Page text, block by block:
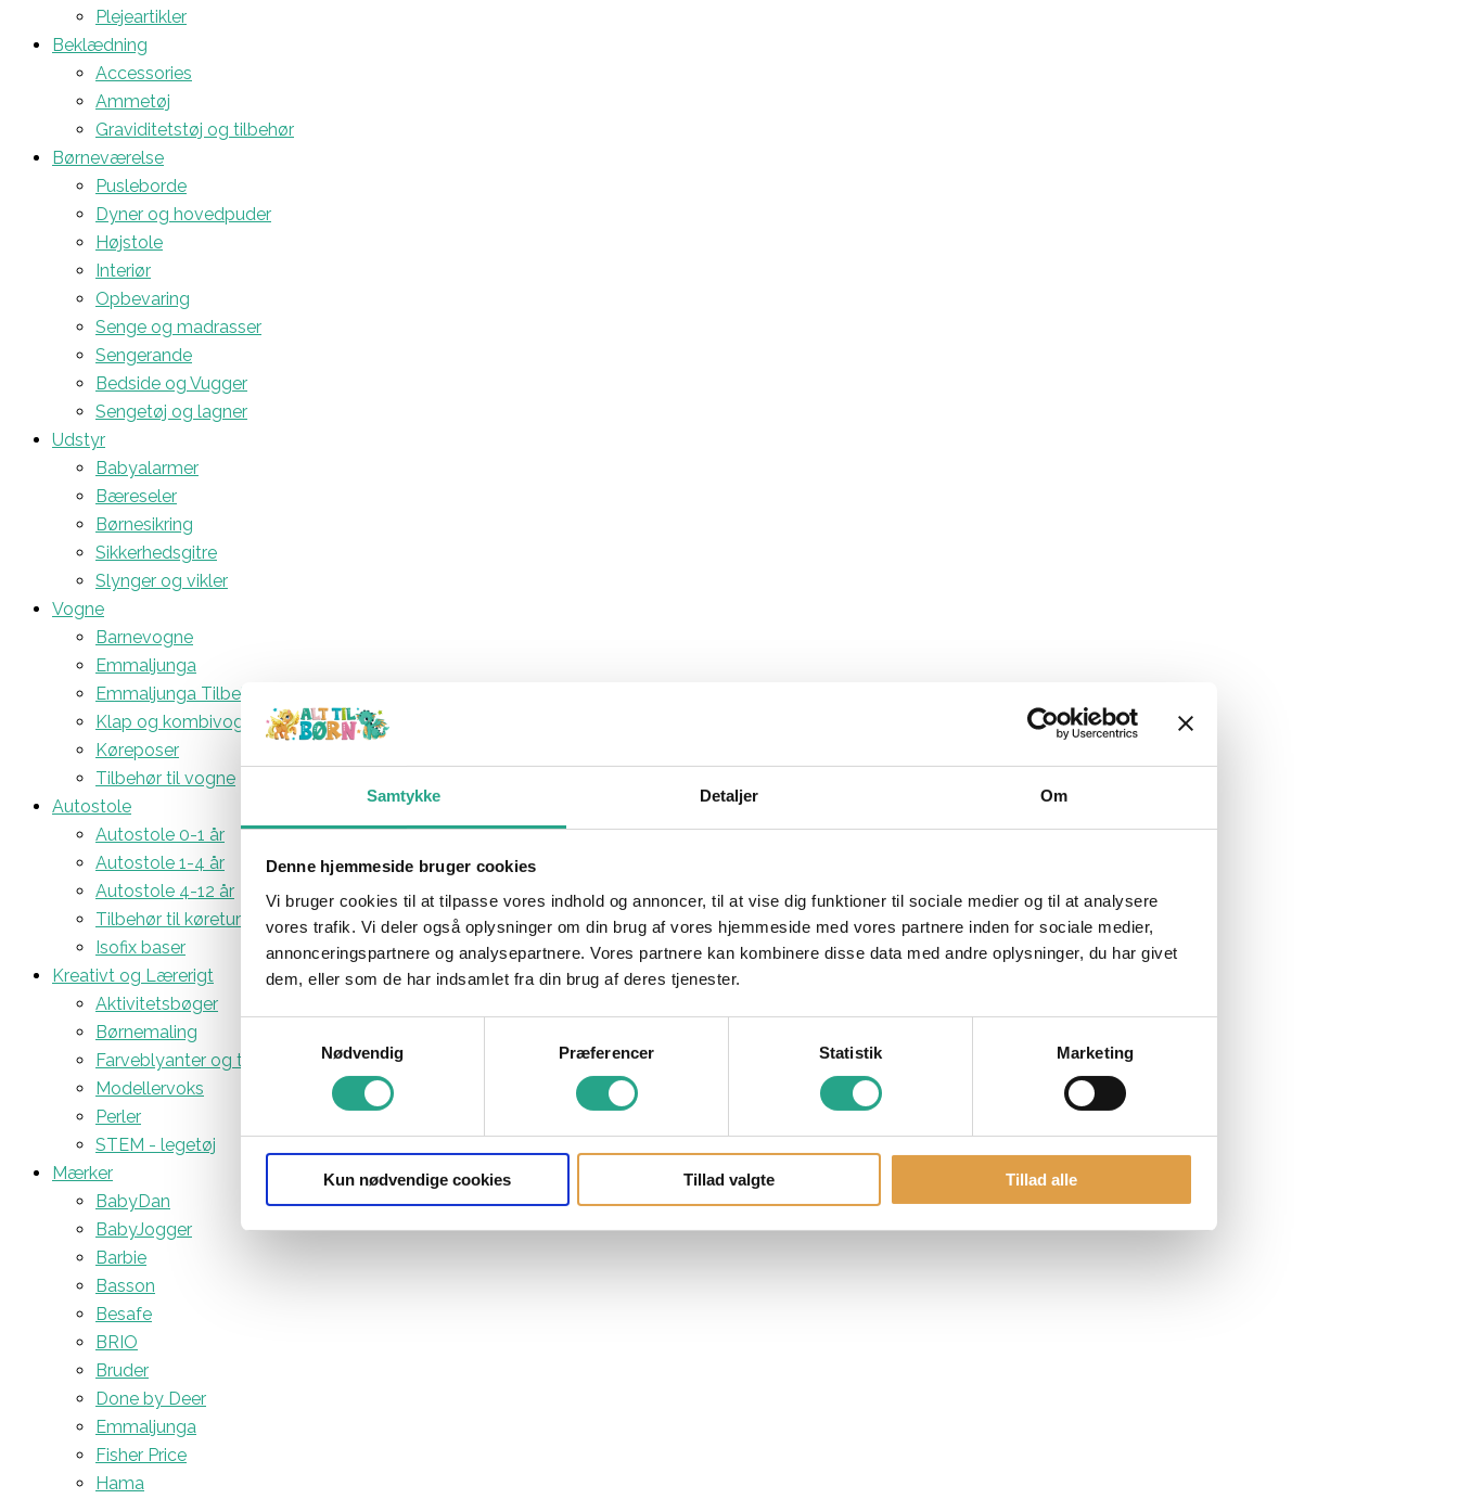
Samtykke Detaljer Om
Denne hjemmeside bruger cookies
Vi bruger cookies til at tilpasse vores indhold og annoncer, til at vise dig funktioner til sociale medier og til at analysere
vores trafik. Vi deler også oplysninger om din brug af vores hjemmeside med vores partnere inden for sociale medier,
annonceringspartnere og analysepartnere. Vores partnere kan kombinere disse data med andre oplysninger, du har givet
dem, eller som de har indsamlet fra din brug af deres tjenester.
Nødvendig
Præferencer Statistik Marketing
Kun nødvendige cookies Tillad valgte Tillad alle
Plejeartikler
Beklædning
Accessories
Ammetøj
Graviditetstøj og tilbehør
Børneværelse
Pusleborde
Dyner og hovedpuder
Højstole
Interiør
Opbevaring
Senge og madrasser
Sengerande
Bedside og Vugger
Sengetøj og lagner
Udstyr
Babyalarmer
Bæreseler
Børnesikring
Sikkerhedsgitre
Slynger og vikler
Vogne
Barnevogne
Emmaljunga
Emmaljunga Tilbehør
Klap og kombivogne
Køreposer
Tilbehør til vogne
Autostole
Autostole 0-1 år
Autostole 1-4 år
Autostole 4-12 år
Tilbehør til køreturen
Isofix baser
Kreativt og Lærerigt
Aktivitetsbøger
Børnemaling
Farveblyanter og tuscher
Modellervoks
Perler
STEM - legetøj
Mærker
BabyDan
BabyJogger
Barbie
Basson
Besafe
BRIO
Bruder
Done by Deer
Emmaljunga
Fisher Price
Hama